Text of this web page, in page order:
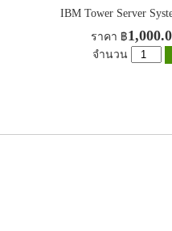
IBM Tower Server
ราคา ฿
จำนวน